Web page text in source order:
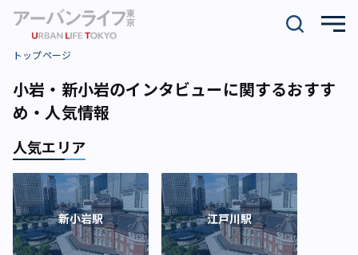
トップページ
小岩・新小岩のインタビューに関するおすす
め・人気情報
人気エリア
新小岩駅 江戸川駅